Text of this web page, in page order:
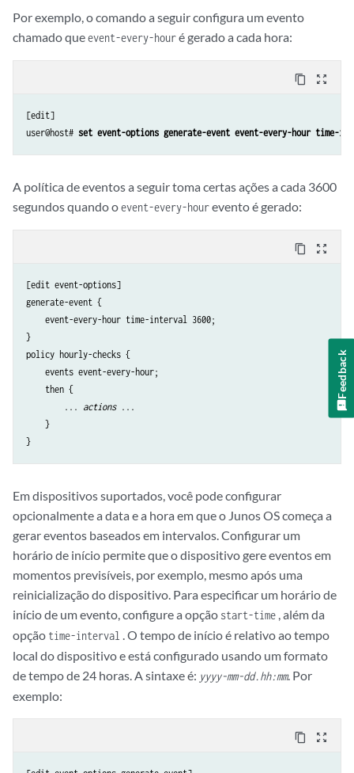
Por exemplo, o comando a seguir configura um evento
chamado queevent-every-houré gerado a cada hora:
content_copy zoom_out_map
[edit]
user@host# set event-options generate-event event-every-hour time-
A política de eventos a seguir toma certas ações a cada 3600
segundos quando oevent-every-hourevento é gerado:
content_copy zoom_out_map
[edit event-options]
generate-event {
    event-every-hour time-interval 3600;
}
policy hourly-checks {
    events event-every-hour;
    then {
        ...
actions ...
    }
Em dispositivos suportados, você pode configurar
opcionalmente a data e a hora em que o Junos OS começa a
gerar eventos baseados em intervalos. Configurar um
horário de início permite que o dispositivo gere eventos em
momentos previsíveis, por exemplo, mesmo após uma
reinicialização do dispositivo. Para especificar um horário de
início de um evento, configure a opção start-time , além da
opção time-interval . O tempo de início é relativo ao tempo
local do dispositivo e está configurado usando um formato
de tempo de 24 horas. A sintaxe é: yyyy-mm-dd.hh:mm. Por
exemplo:
content_copy zoom_out_map
Feedback